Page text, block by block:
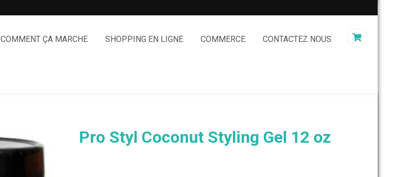
COMMENT ÇA MARCHE SHOPPING EN LIGNE COMMERCE CONTACTEZ NOUS
Pro Styl Coconut Styling Gel 12 oz